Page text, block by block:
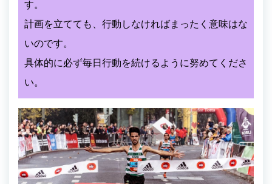
す。
計画を立てても、行動しなければまったく意味はな
いのです。
具体的に必ず毎日行動を続けるように努めてくださ
い。